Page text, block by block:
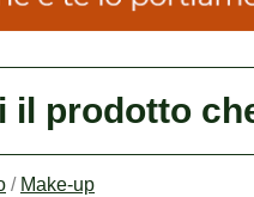
il prodotto
/ Make-up